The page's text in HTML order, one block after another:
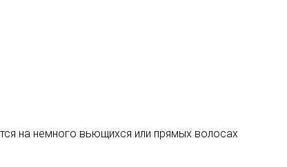
на немного вьющихся или прямых волосах